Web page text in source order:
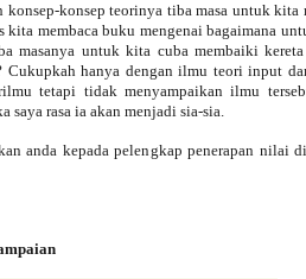
konsep-konsep teorinya tiba masa untuk kita
kita membaca buku mengenai bagaimana
masanya untuk kita cuba membaiki
Cukupkah hanya dengan ilmu teori input
tetapi tidak menyampaikan ilmu
saya rasa ia akan menjadi sia-sia.
anda kepada pelengkap penerapan nilai